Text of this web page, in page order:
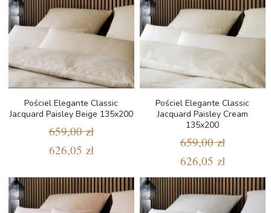
Pościel Elegante Classic
Jacquard Paisley Beige 135x200
659,00 zł
626,05 zł
Pościel Elegante Classic
Jacquard Paisley Cream
135x200
659,00 zł
626,05 zł